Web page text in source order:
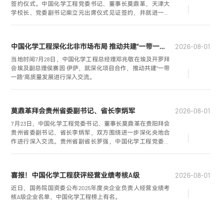
签约仪式。中国化学工程党委书记、董事长莫鼎革，天津大
学校长、党委副书记柴立元出席仪式见证签约，并就进一步
中国化学工程深化北非市场布局 推动共建“一带一路”高质量发展 2026-08-01
当地时间7月28日，中国化学工程总经理邓兆敬在埃及开罗拜
会埃及副总理侯赛因·伊萨，就深化项目合作，推动共建“一带
一路”高质量发展进行深入交流。
莫鼎革拜会贵州省委副书记、省长李炳军 2026-08-01
7月23日，中国化学工程党委书记、董事长莫鼎革在贵阳拜会
贵州省委副书记、省长李炳军，双方围绕进一步深化央地合
作进行深入交流。贵州省副省长罗强，中国化学工程党委常
喜报！中国化学工程获评经营业绩考核A级 2026-08-01
近日，国务院国资委公布2025年度央企业负责人经营业绩考
核A级企业名单，中国化学工程榜上有名。